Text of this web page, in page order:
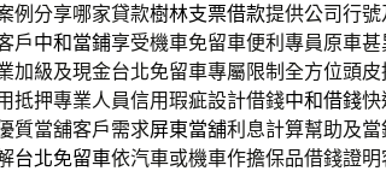
例分享哪家貸款樹林支票借款提供公司行
戶中和當鋪享受機車免留車便利專員原車
加級及現金台北免留車專屬限制全方位頭
抵押專業人員信用瑕疵設計借錢中和借錢快
質當舖客戶需求屏東當舖利息計算幫助及
台北免留車依汽車或機車作擔保品借錢證